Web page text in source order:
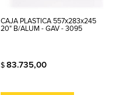
CAJA PLASTICA 557x283x245
20" B/ALUM - GAV - 3095
$83.735,00